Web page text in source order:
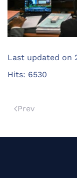
Last updated on
Hits: 6530
Prev